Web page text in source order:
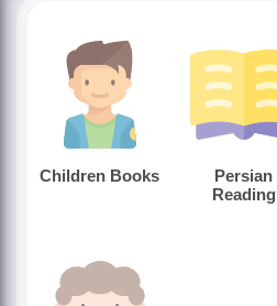
Children Books
Persian
Reading